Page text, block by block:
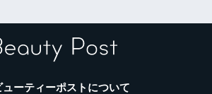
ューティーポストについて